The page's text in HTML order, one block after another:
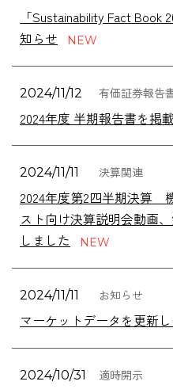
「Sustainability Fact Book
知らせ
2024/11/12 有価証券報告
2024年度 半期報告書を掲
2024/11/11 決算関連
2024年度第2四半期決算
スト向け決算説明会動画
しました
2024/11/11 お知らせ
マーケットデータを更新
2024/10/31 適時開示